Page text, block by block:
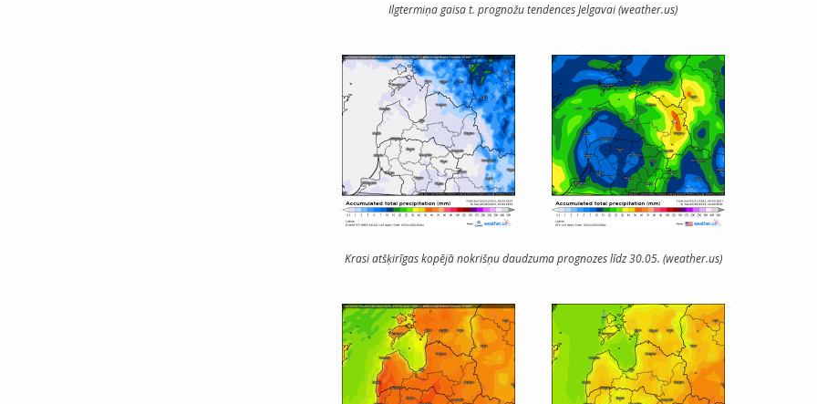
Ilgtermiņa gaisa t. prognožu tendences Jelgavai (weather.us)
Krasi atšķirīgas kopējā nokrišņu daudzuma prognozes līdz 30.05. (weather.us)